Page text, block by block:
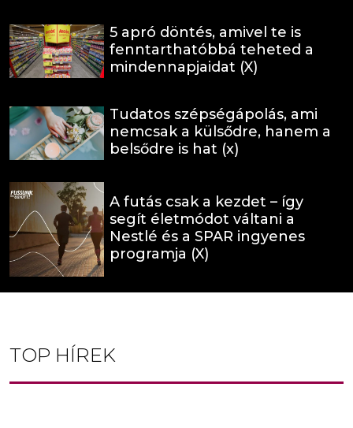
5 apró döntés, amivel te is
fenntarthatóbbá teheted a
mindennapjaidat (X)
Tudatos szépségápolás, ami
nemcsak a külsődre, hanem a
belsődre is hat (x)
A futás csak a kezdet – így
segít életmódot váltani a
Nestlé és a SPAR ingyenes
programja (X)
TOP HÍREK